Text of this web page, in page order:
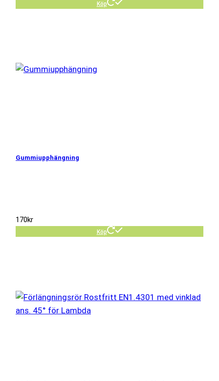
Köp
Gummiupphängning
170kr
Köp